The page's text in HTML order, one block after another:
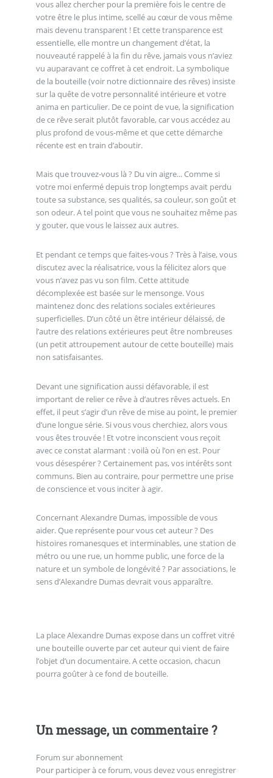
vous allez chercher pour la première fois le centre de
votre être le plus intime, scellé au cœur de vous même
mais devenu transparent ! Et cette transparence est
essentielle, elle montre un changement d’état, la
nouveauté rappelé à la fin du rêve, jamais vous n’aviez
vu auparavant ce coffret à cet endroit. La symbolique
de la bouteille (voir notre dictionnaire des rêves) insiste
sur la quête de votre personnalité intérieure et votre
anima en particulier. De ce point de vue, la signification
de ce rêve serait plutôt favorable, car vous accédez au
plus profond de vous-même et que cette démarche
récente est en train d’aboutir.
Mais que trouvez-vous là ? Du vin aigre... Comme si
votre moi enfermé depuis trop longtemps avait perdu
toute sa substance, ses qualités, sa couleur, son goût et
son odeur. A tel point que vous ne souhaitez même pas
y gouter, que vous le laissez aux autres.
Et pendant ce temps que faites-vous ? Très à l’aise, vous
discutez avec la réalisatrice, vous la félicitez alors que
vous n’avez pas vu son film. Cette attitude
décomplexée est basée sur le mensonge. Vous
maintenez donc des relations sociales extérieures
superficielles. D’un côté un être intérieur délaissé, de
l’autre des relations extérieures peut être nombreuses
(un petit attroupement autour de cette bouteille) mais
non satisfaisantes.
Devant une signification aussi défavorable, il est
important de relier ce rêve à d’autres rêves actuels. En
effet, il peut s’agir d’un rêve de mise au point, le premier
d’une longue série. Si vous vous cherchiez, alors vous
vous êtes trouvée ! Et votre inconscient vous reçoit
avec ce constat alarmant : voilà où l’on en est. Pour
vous désespérer ? Certainement pas, vos intérêts sont
communs. Bien au contraire, pour permettre une prise
de conscience et vous inciter à agir.
Concernant Alexandre Dumas, impossible de vous
aider. Que représente pour vous cet auteur ? Des
histoires romanesques et interminables, une station de
métro ou une rue, un homme public, une force de la
nature et un symbole de longévité ? Par associations, le
sens d’Alexandre Dumas devrait vous apparaître.
La place Alexandre Dumas expose dans un coffret vitré
une bouteille ouverte par cet auteur qui vient de faire
l’objet d’un documentaire. A cette occasion, chacun
pourra goûter à ce fond de bouteille.
Un message, un commentaire ?
Forum sur abonnement
Pour participer à ce forum, vous devez vous enregistrer